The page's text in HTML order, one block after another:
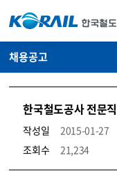
채용공고
한국철도공사 전문
작성일
2015-01-27
조회수
21,234
코레일소개_경영공시_채용공고 상세보기 – 내용, 파일, 담당자 연락처로 구성